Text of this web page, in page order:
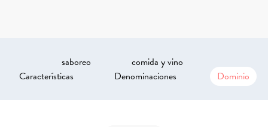
saboreo
comida y vino
Características
Denominaciones Dominio